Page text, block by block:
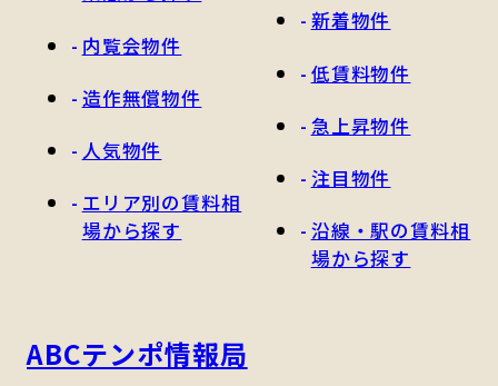
内覧会物件
造作無償物件
人気物件
エリア別の賃料相
場から探す
新着物件
低賃料物件
急上昇物件
注目物件
沿線・駅の賃料相
場から探す
ABCテンポ情報局